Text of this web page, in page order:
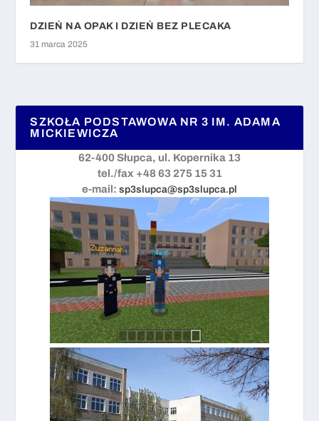
DZIEŃ NA OPAK I DZIEŃ BEZ PLECAKA
31 marca 2025
SZKOŁA PODSTAWOWA NR 3 IM. ADAMA
MICKIEWICZA
62-400 Słupca, ul. Kopernika 13
tel./fax +48 63 275 15 31
e-mail: sp3slupca@sp3slupca.pl